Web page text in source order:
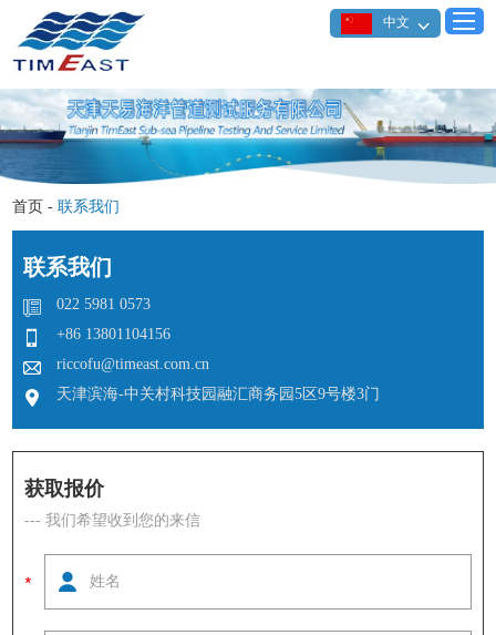
中文
首页 -联系我们
联系我们
022 5981 0573
+86 13801104156
riccofu@timeast.com.cn
天津滨海-中关村科技园融汇商务园5区9号楼3门
获取报价
--- 我们希望收到您的来信